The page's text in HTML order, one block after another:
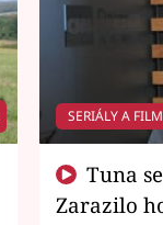
SERIÁLY A
Zarazilo